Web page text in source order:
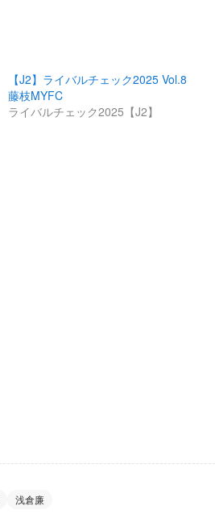
【J2】ライバルチェック2025 Vol.8
藤枝MYFC
ライバルチェック2025【J2】
浅倉廉